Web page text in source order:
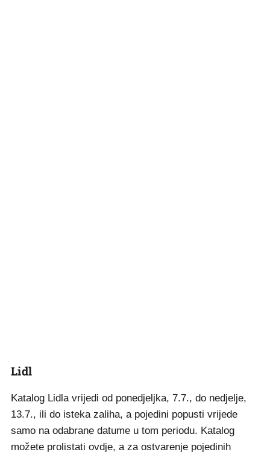
Lidl
Katalog Lidla vrijedi od ponedjeljka, 7.7., do nedjelje,
13.7., ili do isteka zaliha, a pojedini popusti vrijede
samo na odabrane datume u tom periodu. Katalog
možete prolistati ovdje, a za ostvarenje pojedinih